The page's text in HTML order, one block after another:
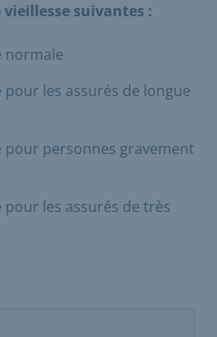
suivantes :
normale
pour les assurés de longue
pour personnes gravement
pour les assurés de très